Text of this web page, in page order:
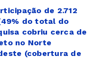
de 2.712
do total do
cobriu cerca de
no Norte
(cobertura de